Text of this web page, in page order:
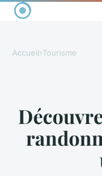
Accueil›Tourisme